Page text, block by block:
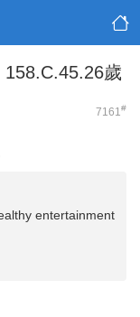
歲
7161#
entertainment